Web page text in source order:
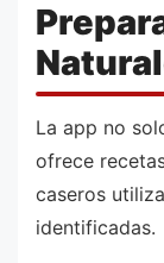
La app no
ofrece
caseros
identificadas.